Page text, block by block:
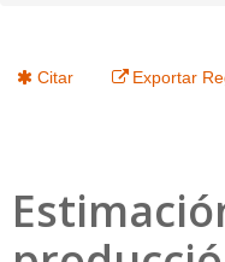
Citar Exportar